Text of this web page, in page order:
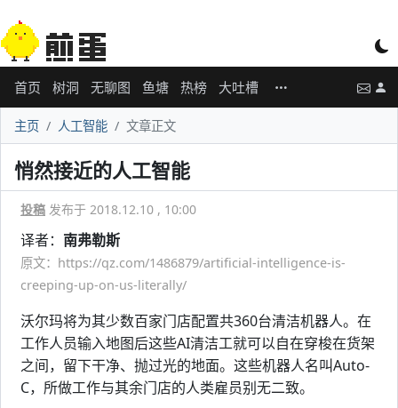
首页 树洞 无聊图 鱼塘 热榜 大吐槽
主页 人工智能 文章正文
悄然接近的人工智能
投稿 发布于 2018.12.10 , 10:00
译者： 南弗勒斯
原文：https://qz.com/1486879/artificial-intelligence-is-
creeping-up-on-us-literally/
沃尔玛将为其少数百家门店配置共360台清洁机器人。在
工作人员输入地图后这些AI清洁工就可以自在穿梭在货架
之间，留下干净、抛过光的地面。这些机器人名叫Auto-
C，所做工作与其余门店的人类雇员别无二致。